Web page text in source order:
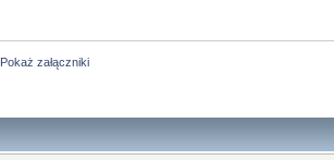
Pokaż załączniki